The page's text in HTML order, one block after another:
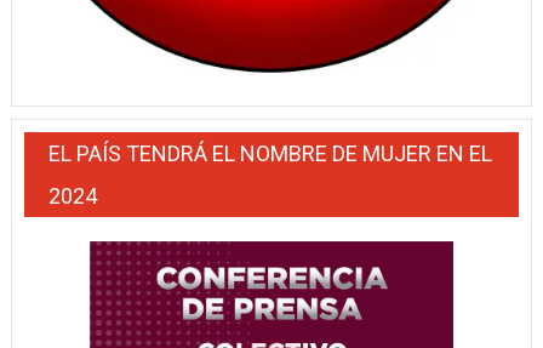
EL PAÍS TENDRÁ EL NOMBRE DE MUJER EN EL
2024